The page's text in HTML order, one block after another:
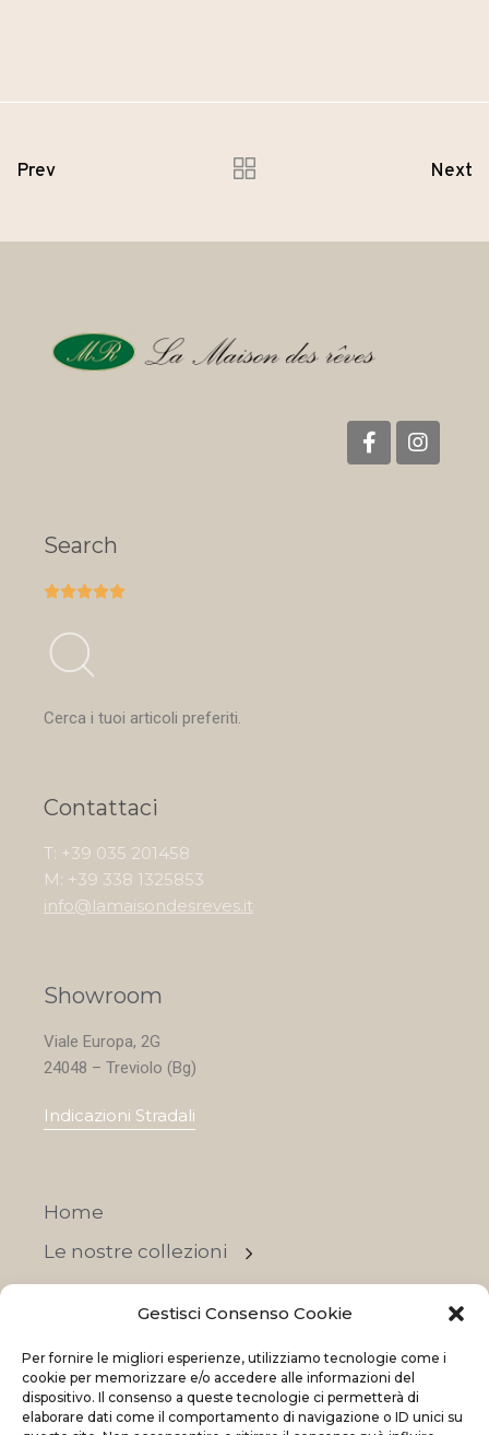
Gestisci Consenso Cookie
Per fornire le migliori esperienze, utilizziamo tecnologie come i
cookie per memorizzare e/o accedere alle informazioni del
dispositivo. Il consenso a queste tecnologie ci permetterà di
elaborare dati come il comportamento di navigazione o ID unici su
Prev Next
Search

Cerca i tuoi articoli preferiti.
Contattaci
T: +39 035 201458
M: +39 338 1325853
info@lamaisondesreves.it
Showroom
Viale Europa, 2G
24048 – Treviolo (Bg)
Indicazioni Stradali
Home
Le nostre collezioni
OFFERTE